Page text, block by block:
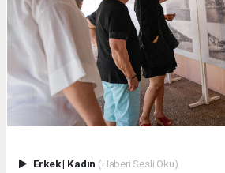
Erkek| Kadın (Haberi Sesli Oku)